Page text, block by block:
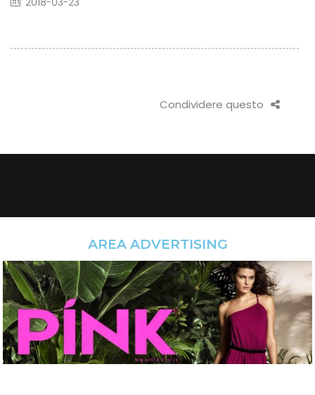
Condividere questo
AREA ADVERTISING